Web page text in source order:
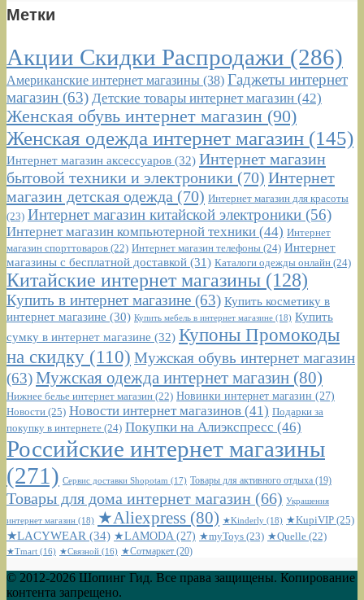
Метки
Акции Скидки Распродажи (286)
Американские интернет магазины (38) Гаджеты интернет
магазин (63) Детские товары интернет магазин (42)
Женская обувь интернет магазин (90)
Женская одежда интернет магазин (145)
Интернет магазин аксессуаров (32) Интернет магазин
бытовой техники и электроники (70) Интернет
магазин детская одежда (70) Интернет магазин для красоты
(23) Интернет магазин китайской электроники (56)
Интернет магазин компьютерной техники (44) Интернет
магазин спорттоваров (22) Интернет магазин телефоны (24) Интернет
магазины с бесплатной доставкой (31) Каталоги одежды онлайн (24)
Китайские интернет магазины (128)
Купить в интернет магазине (63) Купить косметику в
интернет магазине (30) Купить мебель в интернет магазине (18) Купить
сумку в интернет магазине (32) Купоны Промокоды
на скидку (110) Мужская обувь интернет магазин
(63)Мужская одежда интернет магазин (80)
Нижнее белье интернет магазин (22) Новинки интернет магазин (27)
Новости (25) Новости интернет магазинов (41) Подарки за
покупку в интернете (24) Покупки на Алиэкспресс (46)
Российские интернет магазины
(271) Сервис доставки Shopotam (17) Товары для активного отдыха (19)
Товары для дома интернет магазин (66) Украшения
интернет магазин (18) ★Aliexpress (80) ★Kinderly (18) ★KupiVIP (25)
★LACYWEAR (34) ★LAMODA(27) ★myToys (23) ★Quelle (22)
★Tmart (16) ★Связной (16) ★Сотмаркет (20)
© 2012-2026 Шопинг Гид. Все права защищены. Копирование
контента запрещено.